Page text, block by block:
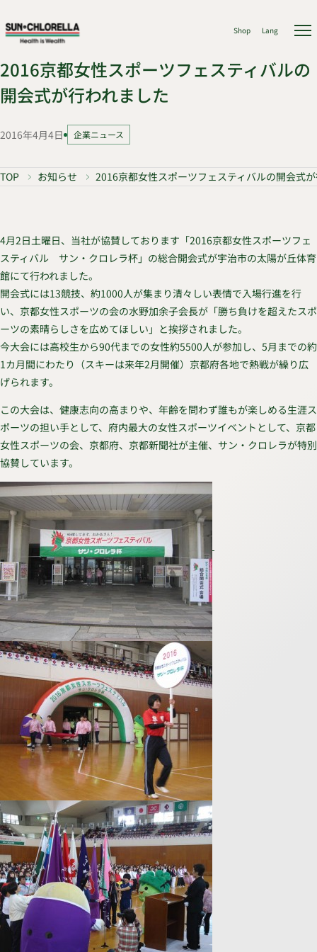
Shop Lang
2016京都女性スポーツフェスティバルの
開会式が行われました
2016年4月4日 企業ニュース
TOP お知らせ 2016京都女性スポーツフェスティバルの開会式
4月2日土曜日、当社が協賛しております「2016京都女性スポーツフェ
スティバル サン・クロレラ杯」の総合開会式が宇治市の太陽が丘体育
館にて行われました。
開会式には13競技、約1000人が集まり清々しい表情で入場行進を行
い、京都女性スポーツの会の水野加余子会長が「勝ち負けを超えたスポ
ーツの素晴らしさを広めてほしい」と挨拶されました。
今大会には高校生から90代までの女性約5500人が参加し、5月までの約
1カ月間にわたり（スキーは来年2月開催）京都府各地で熱戦が繰り広
げられます。
この大会は、健康志向の高まりや、年齢を問わず誰もが楽しめる生涯ス
ポーツの担い手として、府内最大の女性スポーツイベントとして、京都
女性スポーツの会、京都府、京都新聞社が主催、サン・クロレラが特別
協賛しています。